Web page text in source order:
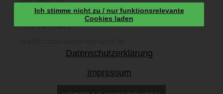
40468 Düsseldorf
0178 14 22 40 2
Ich stimme nicht zu / nur funktionsrelevante
Cookies laden
Datenschutzerklärung
Impressum